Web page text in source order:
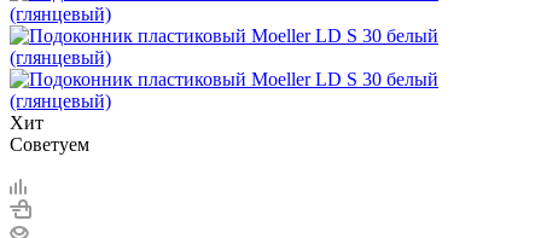
Хит
Советуем